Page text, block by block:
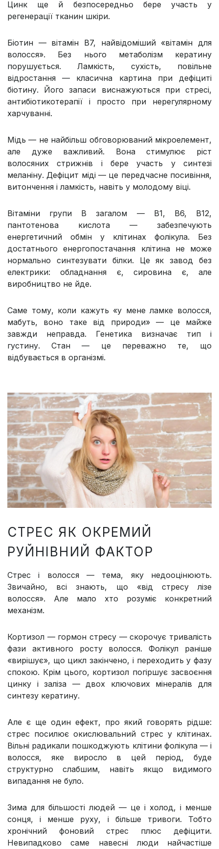
Цинк ще й безпосередньо бере участь у
регенерації тканин шкіри.
Біотин — вітамін В7, найвідоміший «вітамін для
волосся». Без нього метаболізм кератину
порушується. Ламкість, сухість, повільне
відростання — класична картина при дефіциті
біотину. Його запаси виснажуються при стресі,
антибіотикотерапії і просто при нерегулярному
харчуванні.
Мідь — не найбільш обговорюваний мікроелемент,
але дуже важливий. Вона стимулює ріст
волосяних стрижнів і бере участь у синтезі
меланіну. Дефіцит міді — це передчасне посивіння,
витончення і ламкість, навіть у молодому віці.
Вітаміни групи В загалом — В1, В6, В12,
пантотенова кислота — забезпечують
енергетичний обмін у клітинах фолікула. Без
достатнього енергопостачання клітина не може
нормально синтезувати білки. Це як завод без
електрики: обладнання є, сировина є, але
виробництво не йде.
Саме тому, коли кажуть «у мене ламке волосся,
мабуть, воно таке від природи» — це майже
завжди неправда. Генетика визначає тип і
густину. Стан — це переважно те, що
відбувається в організмі.
СТРЕС ЯК ОКРЕМИЙ
РУЙНІВНИЙ ФАКТОР
Стрес і волосся — тема, яку недооцінюють.
Звичайно, всі знають, що «від стресу лізе
волосся». Але мало хто розуміє конкретний
механізм.
Кортизол — гормон стресу — скорочує тривалість
фази активного росту волосся. Фолікул раніше
«вирішує», що цикл закінчено, і переходить у фазу
спокою. Крім цього, кортизол погіршує засвоєння
цинку і заліза — двох ключових мінералів для
синтезу кератину.
Але є ще один ефект, про який говорять рідше:
стрес посилює окислювальний стрес у клітинах.
Вільні радикали пошкоджують клітини фолікула — і
волосся, яке виросло в цей період, буде
структурно слабшим, навіть якщо видимого
випадання не було.
Зима для більшості людей — це і холод, і менше
сонця, і менше руху, і більше тривоги. Тобто
хронічний фоновий стрес плюс дефіцити.
Невипадково саме навесні люди найчастіше